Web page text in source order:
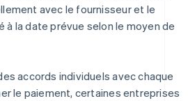
avec le fournisseur et le
à la date prévue selon le moyen de
accords individuels avec chaque
le paiement, certaines entreprises